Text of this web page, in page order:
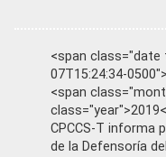
<span class="date
07T15:24:34-
<span
CPCCS-T informa
de la Defensoría